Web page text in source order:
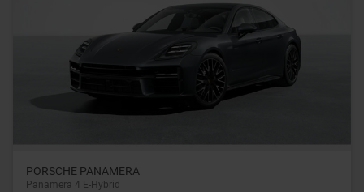
PORSCHE PANAMERA
Panamera 4 E-Hybrid